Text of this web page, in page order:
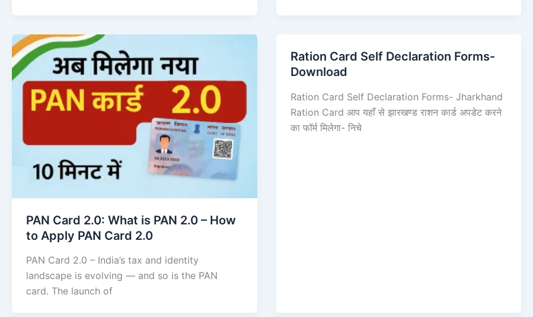
PAN Card 2.0: What is PAN 2.0 – How
to Apply PAN Card 2.0
PAN Card 2.0 – India’s tax and identity
landscape is evolving — and so is the PAN
card. The launch of
Ration Card Self Declaration Forms-
Download
Ration Card Self Declaration Forms- Jharkhand
Ration Card आप यहाँ से झारखण्ड राशन कार्ड अपडेट करने
का फॉर्म मिलेगा- निचे